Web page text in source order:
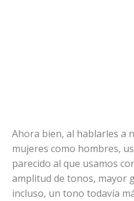
Ahora bien, al hablarles a
mujeres como hombres,
parecido al que usamos
amplitud de tonos, mayor
incluso, un tono todavía